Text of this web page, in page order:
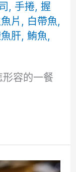
, 手捲, 握
片 , 白帶魚,
肝, 鮪魚,
容的一餐